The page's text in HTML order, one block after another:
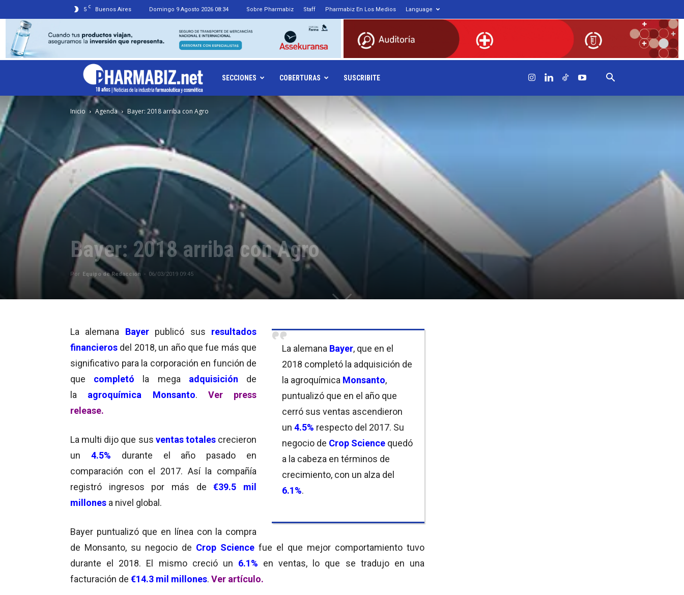
5 C Buenos Aires Domingo 9 Agosto 2026 08:34 Sobre Pharmabiz Staff Pharmabiz En Los Medios Language
Pharmabiz.NET
SECCIONES COBERTURAS SUSCRIBITE
Inicio Agenda Bayer: 2018 arriba con Agro
Bayer: 2018 arriba con Agro
Por Equipo de Redacción - 06/03/2019 09:45
La alemana Bayer, que en el
2018 completó la adquisición de
la agroquímica Monsanto,
puntualizó que en el año que
cerró sus ventas ascendieron
un 4.5% respecto del 2017. Su
negocio de Crop Science quedó
a la cabeza en términos de
crecimiento, con un alza del
6.1%.
La alemana Bayer publicó sus resultados
financieros del 2018, un año que fue más que
significativo para la corporación en función de
que completó la mega adquisición de
la agroquímica Monsanto. Ver press
release.
La multi dijo que sus ventas totalescrecieron
un
4.5% durante el año pasado en
comparación con el 2017. Así la compañía
registró ingresos por más de€39.5 mil
millones a nivel global.
Bayer puntualizó que en línea con la compra
de Monsanto, su negocio de Crop Science fue el que mejor comportamiento tuvo
durante el 2018. El mismo creció un 6.1% en ventas, lo que se tradujo en una
facturación de €14.3 mil millones. Ver artículo.